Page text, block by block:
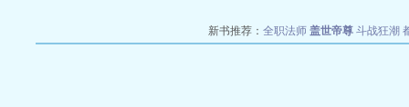
新书推荐： 全职法师 盖世帝尊 斗战狂潮